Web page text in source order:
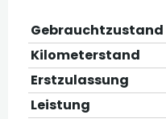
Gebrauchtzustand
Kilometerstand
Erstzulassung
Leistung